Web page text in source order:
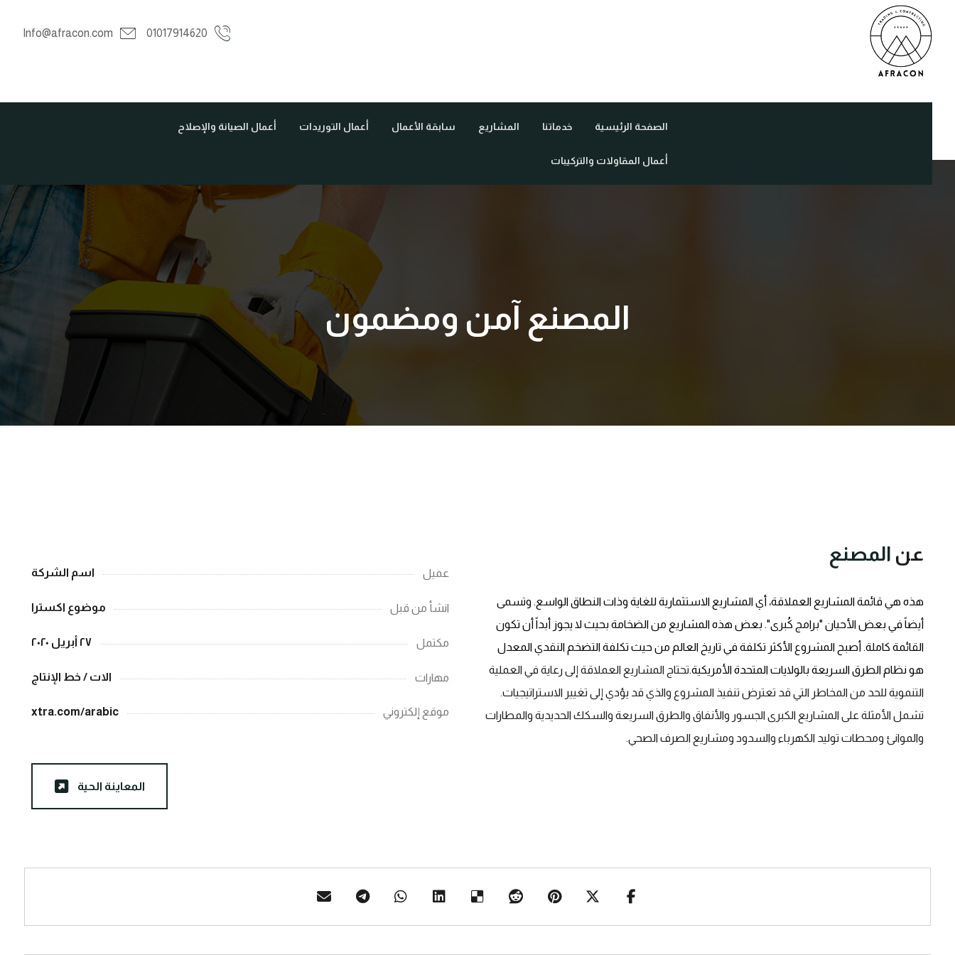
Info@afracon.com 01017914620
الصفحة الرئيسية خدماتنا المشاريع سابقة الأعمال أعمال التوريدات أعمال الصيانة والإصلاح
أعمال المقاولات والتركيبات
المصنع آمن ومضمون
عن المصنع
هذه هي قائمة المشاريع العملاقة، أي المشاريع الاستثمارية للغاية وذات النطاق الواسع. وتسمى
أيضاً في بعض الأحيان "برامج كُبرى". بعض هذه المشاريع من الضخامة بحيث لا يجوز أبداً أن تكون
القائمة كاملة. أصبح المشروع الأكثر تكلفة في تاريخ العالم من حيث تكلفة التضخم النقدي المعدل
هو نظام الطرق السريعة بالولايات المتحدة الأمريكية.تحتاج المشاريع العملاقة إلى رعاية في العملية
التنموية للحد من المخاطر التي قد تعترض تنفيذ المشروع والذي قد يؤدي إلى تغيير الاستراتيجيات.
تشمل الأمثلة على المشاريع الكبرى الجسور والأنفاق والطرق السريعة والسكك الحديدية والمطارات
والموانئ ومحطات توليد الكهرباء والسدود ومشاريع الصرف الصحي.
عميل اسم الشركة
انشأ من قبل موضوع اکسترا
مكتمل ٢٧ أبريل ٢٠٢٠
مهارات الات / خط الإنتاج
موقع إلكتروني xtra.com/arabic
المعاينة الحية